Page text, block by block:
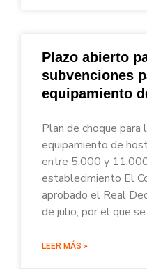
Plazo abierto
subvenciones
equipamiento
Plan de choque para
equipamiento de
entre 5.000 y
establecimiento El
aprobado el Real
de julio, por el que
LEER MÁS »